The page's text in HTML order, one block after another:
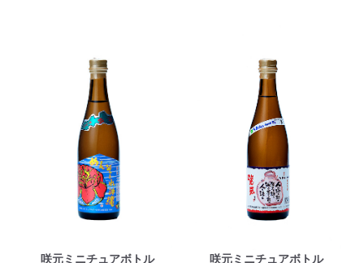
咲元ミニチュアボトル
咲元ミニチュアボトル